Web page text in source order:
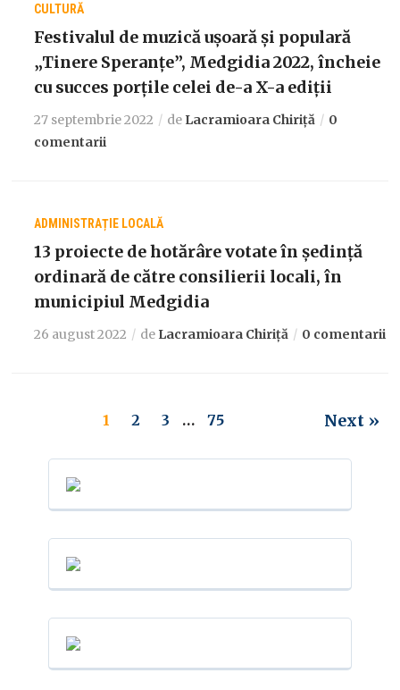
CULTURĂ
Festivalul de muzică ușoară și populară
„Tinere Speranțe”, Medgidia 2022, încheie
cu succes porțile celei de-a X-a ediții
27 septembrie 2022 de Lacramioara Chiriță
0
comentarii
ADMINISTRAȚIE LOCALĂ
13 proiecte de hotărâre votate în ședință
ordinară de către consilierii locali, în
municipiul Medgidia
26 august 2022 de Lacramioara Chiriță 0 comentarii
1 2 3 … 75 Next »